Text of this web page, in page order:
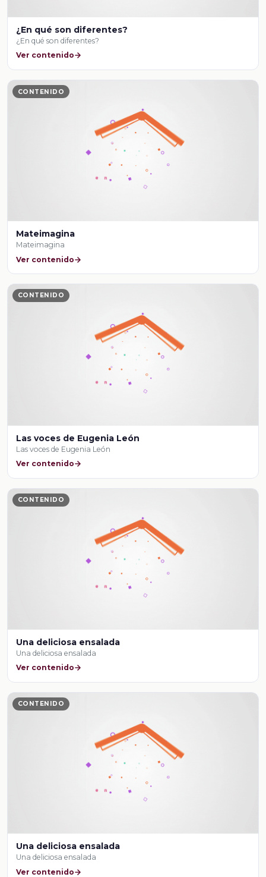
¿En qué son diferentes?
¿En qué son diferentes?
Ver contenido
CONTENIDO
Mateimagina
Mateimagina
Ver contenido
CONTENIDO
Las voces de Eugenia León
Las voces de Eugenia León
Ver contenido
CONTENIDO
Una deliciosa ensalada
Una deliciosa ensalada
Ver contenido
CONTENIDO
Una deliciosa ensalada
Una deliciosa ensalada
Ver contenido